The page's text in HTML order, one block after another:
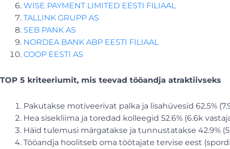
WISE PAYMENT LIMITED EESTI FILIAAL
TALLINK GRUPP AS
SEB PANK AS
NORDEA BANK ABP EESTI FILIAAL
COOP EESTI AS
TOP 5 kriteeriumit, mis teevad tööandja atraktiivseks
Pakutakse motiveerivat palka ja lisahüvesid 62.5%
Hea sisekliima ja toredad kolleegid 52.6% (6.6k
Häid tulemusi märgatakse ja tunnustatakse 42.9%
Tööandja hoolitseb oma töötajate tervise eest